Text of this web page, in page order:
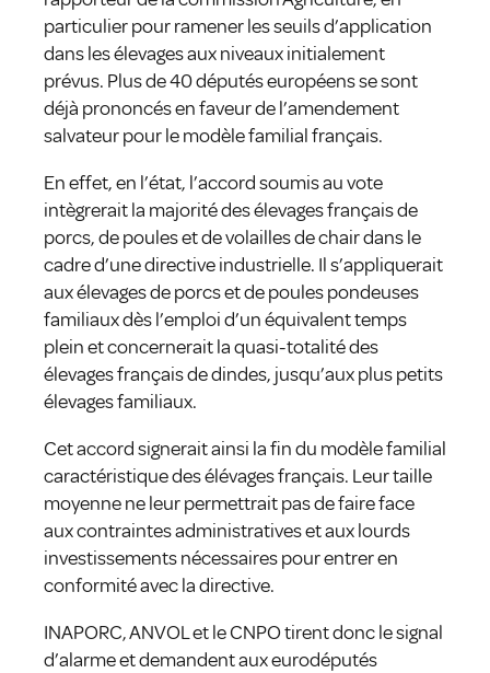
particulier pour ramener les seuils d’application
dans les élevages aux niveaux initialement
prévus. Plus de 40 députés européens se sont
déjà prononcés en faveur de l’amendement
salvateur pour le modèle familial français.
En effet, en l’état, l’accord soumis au vote
intègrerait la majorité des élevages français de
porcs, de poules et de volailles de chair dans le
cadre d’une directive industrielle. Il s’appliquerait
aux élevages de porcs et de poules pondeuses
familiaux dès l’emploi d’un équivalent temps
plein et concernerait la quasi-totalité des
élevages français de dindes, jusqu’aux plus petits
élevages familiaux.
Cet accord signerait ainsi la fin du modèle familial
caractéristique des élévages français. Leur taille
moyenne ne leur permettrait pas de faire face
aux contraintes administratives et aux lourds
investissements nécessaires pour entrer en
conformité avec la directive.
INAPORC, ANVOL et le CNPO tirent donc le signal
d’alarme et demandent aux eurodéputés